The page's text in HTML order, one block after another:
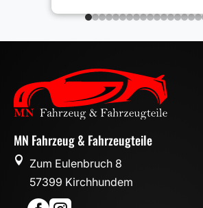
MN Fahrzeug & Fahrzeugteile

Zum Eulenbruch 8
57399 Kirchhundem